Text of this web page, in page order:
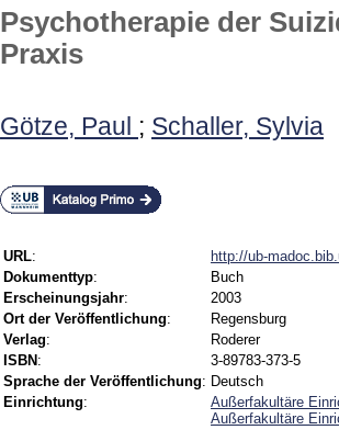
Psychotherapie der
Praxis
Götze, Paul ; Schaller, Sylvia
URL:
http://ub-
Dokumenttyp:
Buch
Erscheinungsjahr:
2003
Ort der Veröffentlichung:
Regensburg
Verlag:
Roderer
ISBN :
3-89783-373-5
Sprache der Veröffentlichung: Deutsch
Einrichtung:
Außerfakultäre
Außerfakultäre